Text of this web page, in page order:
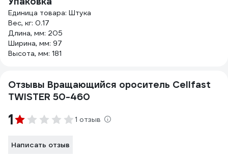
Единица товара: Штука
Вес, кг: 0.17
Длина, мм: 205
Ширина, мм: 97
Высота, мм: 181
Отзывы Вращающийся ороситель Cellfast
TWISTER 50-460
1 1 отзыв
Написать отзыв